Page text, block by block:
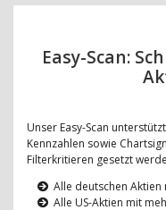
Easy-Scan:
Unser Easy-Scan
Kennzahlen sowie
Filterkritieren gesetzt
Alle deutschen
Alle US-Aktien mit